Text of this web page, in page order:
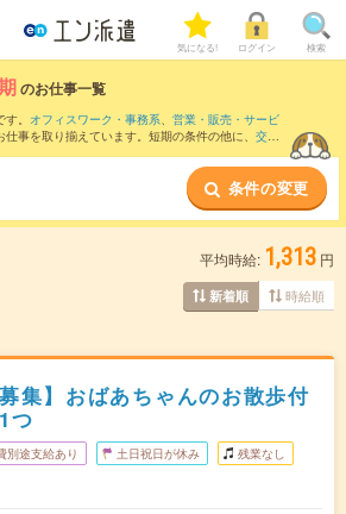
気になる! ログイン 検索
のお仕事一覧
。 オフィスワーク・事務系、 営業・販売・サービ
仕事を取り揃えています。短期の条件の他に、 交通
条件の変更
平均時給: 1,313 円
新着順 時給順
集】おばあちゃんのお散歩付
つ
別途支給あり 土日祝日が休み 残業なし